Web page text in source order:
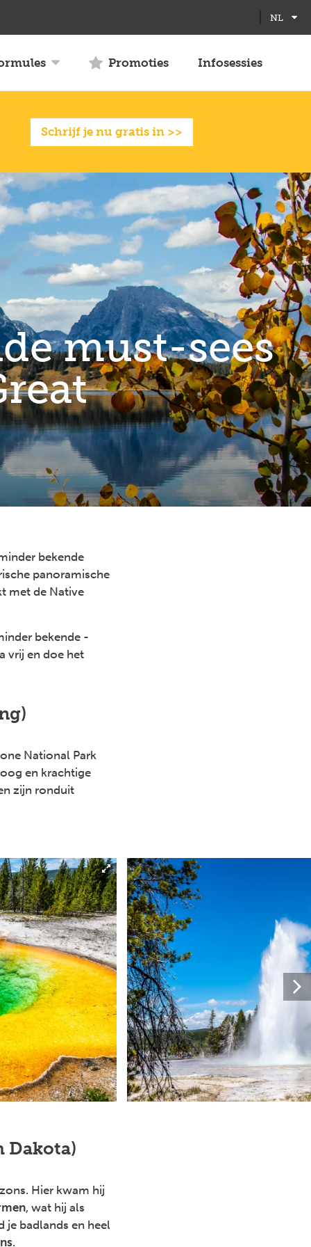
NL
Promoties Infosessies
Schrijf je nu gratis in >>
must-sees
bekende
panoramische
met de Native
bekende -
vrij en doe het
National Park
en krachtige
zijn ronduit
Dakota)
Hier kwam hij
, wat hij als
je badlands en heel
.
screen